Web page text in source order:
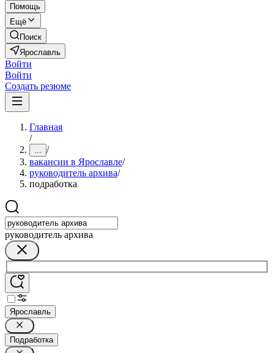
Помощь
Ещё
Поиск
Ярославль
Войти
Войти
Создать резюме
Главная
/
... /
вакансии в Ярославле/
руководитель архива/
подработка
руководитель архива
Ярославль
Подработка